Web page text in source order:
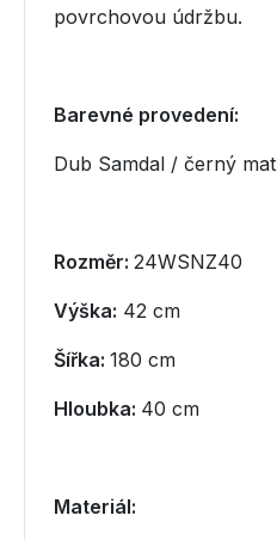
povrchovou údržbu.
Barevné provedení:
Dub Samdal / černý mat
Rozměr: 24WSNZ40
Výška: 42 cm
Šířka: 180 cm
Hloubka: 40 cm
Materiál: